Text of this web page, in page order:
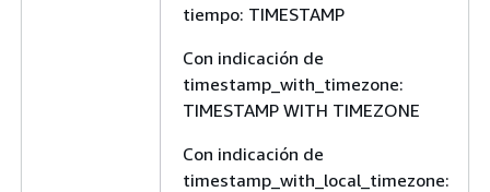
tiempo: TIMESTAMP
Con indicación de
timestamp_with_timezone:
TIMESTAMP WITH TIMEZONE
Con indicación de
timestamp_with_local_timezone: